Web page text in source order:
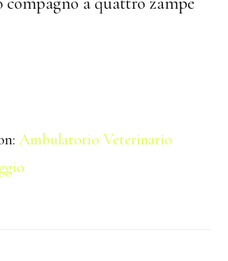
Ambulatorio Veterinario